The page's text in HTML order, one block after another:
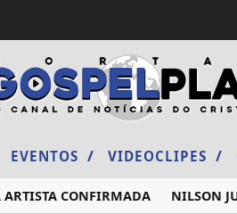
EVENTOS / VIDEOCLIPES /
CONFIRMADA NILSON